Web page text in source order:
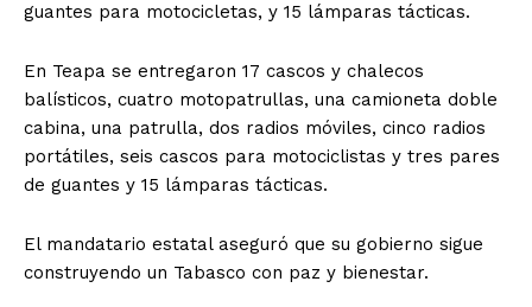
guantes para motocicletas, y 15 lámparas tácticas.
En Teapa se entregaron 17 cascos y chalecos
balísticos, cuatro motopatrullas, una camioneta doble
cabina, una patrulla, dos radios móviles, cinco radios
portátiles, seis cascos para motociclistas y tres pares
de guantes y 15 lámparas tácticas.
El mandatario estatal aseguró que su gobierno sigue
construyendo un Tabasco con paz y bienestar.